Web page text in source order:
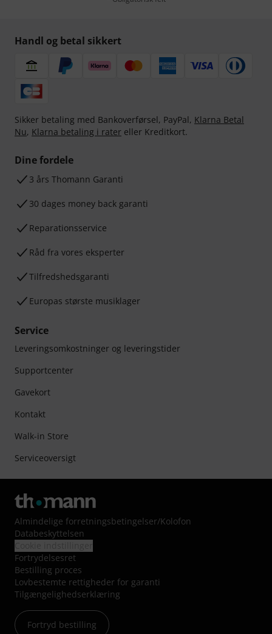
Handl og betal sikkert
Sikker betaling med Bankoverførsel, PayPal, Klarna Betal
Nu, Klarna betaling i rater eller Kreditkort.
Dine fordele
3 års Thomann Garanti
30 dages money back garanti
Reparationsservice
Råd fra vores eksperter
Tilfredshedsgaranti
Europas største musiklager
Service
Leveringsomkostninger og leveringstider
Supportcenter
Gavekort
Kontakt
Walk-in Store
Serviceoversigt
Almindelige forretningsbetingelser/Kolofon
Databeskyttelsen
Fortrydelsesret
Bestilling proces
Lovbestemte rettigheder for garanti
Tilgængelighedserklæring
Fortryd bestilling